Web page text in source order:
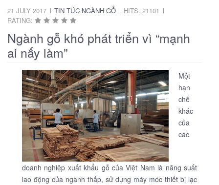
21 JULY 2017 TIN TỨC NGÀNH GỖ
HITS: 21101
RATING:
Ngành gỗ khó phát triển vì “mạnh
ai nấy làm”
Một
hạn
chế
khác
của
các
doanh nghiệp xuất khẩu gỗ của Việt Nam là năng suất
lao động của ngành thấp, sử dụng máy móc thiết bị lạc